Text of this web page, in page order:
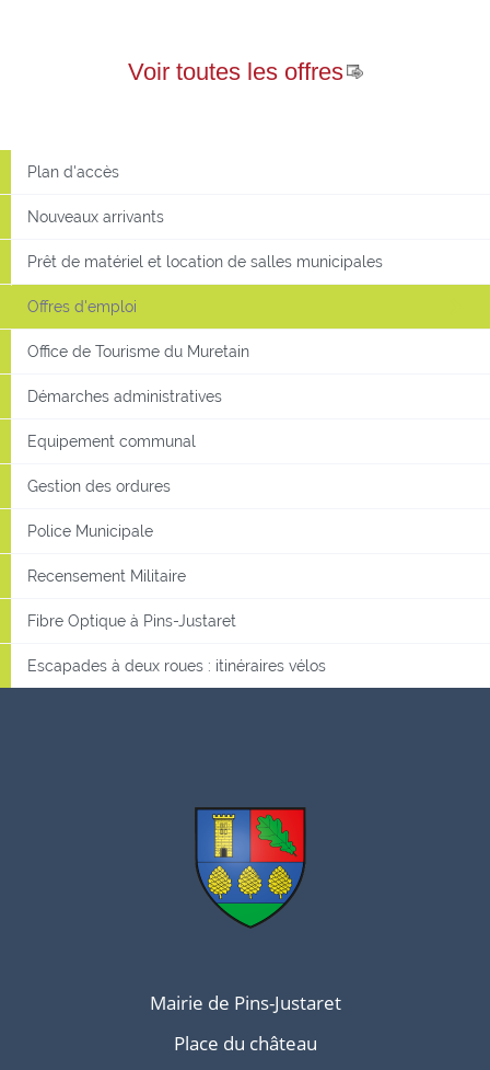
Voir toutes les offres
Plan d'accès
Nouveaux arrivants
Prêt de matériel et location de salles municipales
Offres d'emploi
Office de Tourisme du Muretain
Démarches administratives
Equipement communal
Gestion des ordures
Police Municipale
Recensement Militaire
Fibre Optique à Pins-Justaret
Escapades à deux roues : itinéraires vélos
Mairie de Pins-Justaret
Place du château